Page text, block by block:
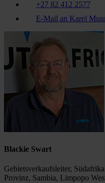
+27 82 412 2577
E-Mail an Karel
Blackie Swart
Gebietsverkaufsleiter,
Provinz, Sambia, Limpopo